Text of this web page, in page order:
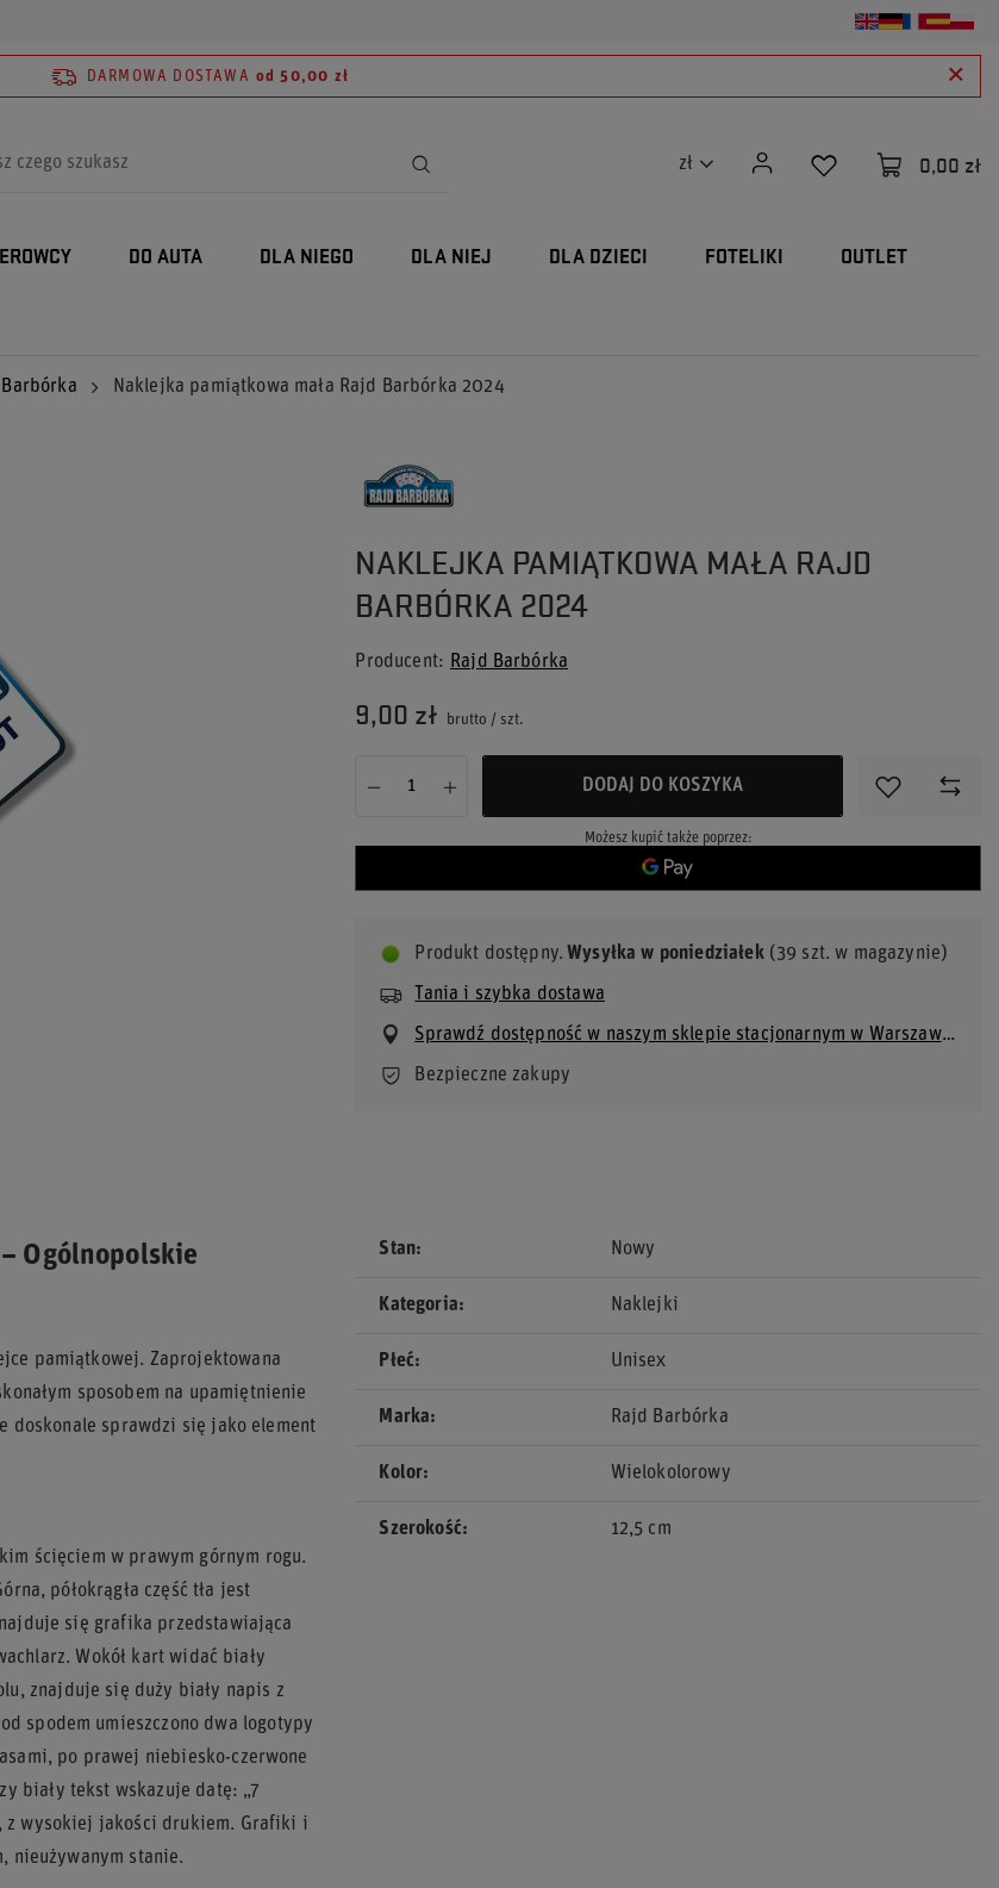
DARMOWA DOSTAWA od 50,00 zł
zł 0,00 zł
DO AUTA DLA NIEGO DLA NIEJ DLA DZIECI FOTELIKI OUTLET
Barbórka Naklejka pamiątkowa mała Rajd Barbórka 2024
NAKLEJKA PAMIĄTKOWA MAŁA RAJD
BARBÓRKA 2024
Producent Rajd Barbórka
9,00 zł brutto / szt.
DODAJ DO KOSZYKA
Możesz kupić także poprzez:
Produkt dostępny Wysyłkaw poniedziałek (39 szt. w magazynie)
Tania i szybka dostawa
Sprawdź dostępność w naszym sklepie stacjonarnym w Warszawie
Bezpieczne zakupy
Ogólnopolskie
pamiątkowej. Zaprojektowana
sposobem na upamiętnienie
doskonale sprawdzi się jako element
ścięciem w prawym górnym rogu.
półokrągła część tła jest
się grafika przedstawiająca
Wokół kart widać biały
znajduje się duży biały napis z
spodem umieszczono dwa logotypy
po prawej niebiesko-czerwone
biały tekst wskazuje datę: „7
z wysokiej jakości drukiem. Grafiki i
nieużywanym stanie.
Stan Nowy
Kategoria Naklejki
Płeć Unisex
Marka Rajd Barbórka
Kolor Wielokolorowy
Szerokość 12,5 cm